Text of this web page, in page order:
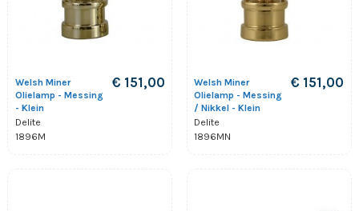
Welsh Miner
Olielamp - Messing
- Klein
Delite
1896M
€ 151,00
Welsh Miner
Olielamp - Messing
/ Nikkel - Klein
Delite
1896MN
€ 151,00